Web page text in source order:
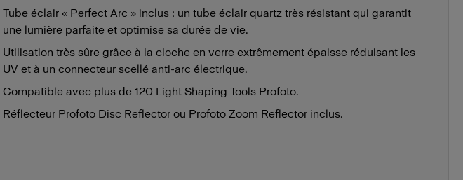
Tube éclair « Perfect Arc » inclus : un tube éclair quartz très résistant qui garantit
une lumière parfaite et optimise sa durée de vie.
Utilisation très sûre grâce à la cloche en verre extrêmement épaisse réduisant les
UV et à un connecteur scellé anti-arc électrique.
Compatible avec plus de 120 Light Shaping Tools Profoto.
Réflecteur Profoto Disc Reflector ou Profoto Zoom Reflector inclus.